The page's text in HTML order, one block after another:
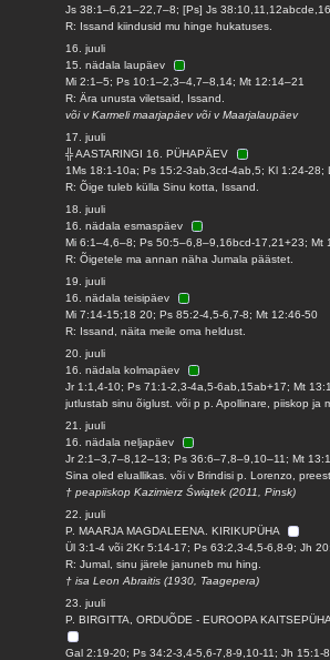
Js 38:1–6,21–22,7–8; [Ps] Js
R: Issand kiindusid mu hinge hukatuses.
16. juuli
15. nädala laupäev
Mi 2:1–5; Ps 10:1–2,3–4,7–8,14; Mt 12:14–21
R: Ära unusta viletsaid, Issand.
või v Karmeli maarjapäev või v Maarjalaupäev
17. juuli
╬ AASTARINGI 16. PÜHAPÄEV
1Ms 18:1-10a; Ps 15:2-3ab,3cd-4ab,5; Kl 1:24-28;
R: Õige tuleb külla Sinu kotta, Issand.
18. juuli
16. nädala esmaspäev
Mi 6:1–4,6–8; Ps 50:5–6,8–9,16bcd-17,21+23; Mt
R: Õigetele ma annan näha Jumala päästet.
19. juuli
16. nädala teisipäev
Mi 7:14-15;18 20; Ps 85:2-4,5-6,7-8; Mt 12:46-50
R: Issand, näita meile oma heldust.
20. juuli
16. nädala kolmapäev
Jr 1:1,4-10; Ps 71:1-2,3-4a,5-6ab,15ab+17; Mt
jutlustab sinu õiglust. või p p. Apollinare, piiskop ja
21. juuli
16. nädala neljapäev
Jr 2:1–3,7–8,12–13; Ps 36:6–7,8–9,10–11; Mt
Sina oled eluallikas. või v Brindisi p. Lorenzo,
† peapiiskop Kazimierz Świątek (2011, Pinsk)
22. juuli
P. MAARJA MAGDALEENA. KIRIKUPÜHA
Ül 3:1-4 või 2Kr 5:14-17; Ps 63:2,3-4,5-6,8-9; Jh
R: Jumal, sinu järele januneb mu hing.
† isa Leon Abraitis (1930, Taagepera)
23. juuli
P. BIRGITTA, ORDUÕDE - EUROOPA
Gal 2:19-20; Ps 34:2-3,4-5,6-7,8-9,10-11; Jh 15:1-8